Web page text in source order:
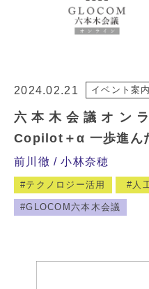
2024.02.21 イベント案内
六本木会議オン
Copilot＋α 一歩進ん
前川徹 小林奈穂
テクノロジー活用 人
GLOCOM六本木会議